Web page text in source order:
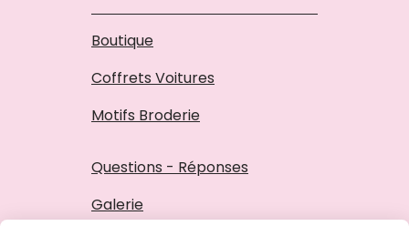
Boutique
Coffrets Voitures
Motifs Broderie
Questions - Réponses
Galerie